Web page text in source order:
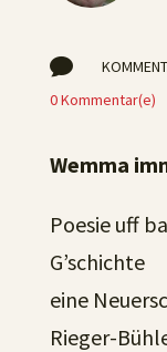

0 Kommentar(e)
Wemma
Poesie uff
G’schichte
eine
Rieger-